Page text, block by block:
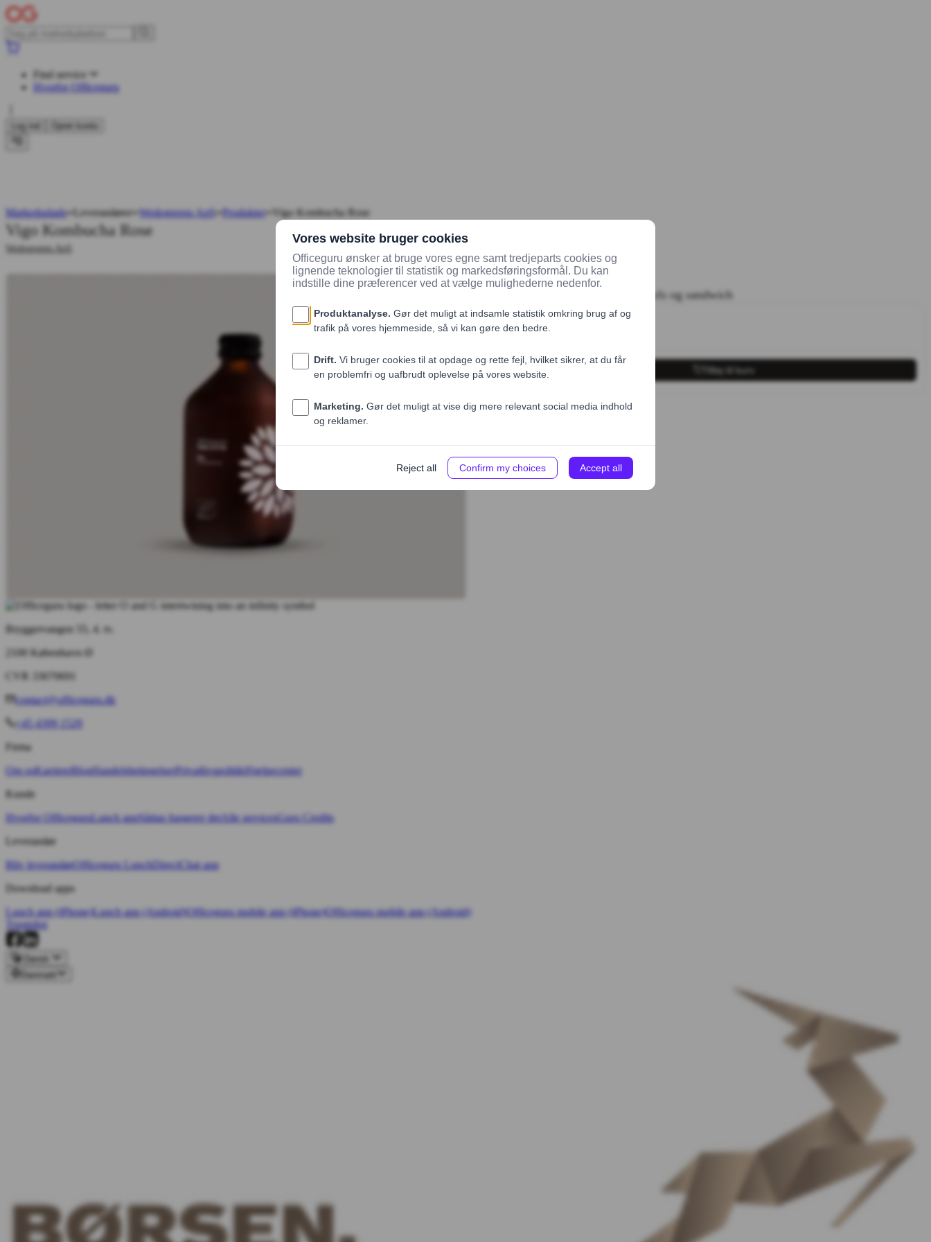
Find service
Hvorfor Officeguru
Log ind Opret konto
Markedsplads Leverandører Wedogreens ApS Produkter Vigo Kombucha Rose
Vigo Kombucha Rose
Wedogreens ApS
Sælges kun som tilkøb til salater, bowls og sandwich
Pris (ekskl. moms)
31,20 DKK
1 Tilføj til kurv
Bryggervangen 55, 4. tv.
2100 København Ø
CVR 33070691
contact@officeguru.dk
+45 4399 1529
Firma
Om osKarriereBlogHandelsbetingelserPrivatlivspolitikHjælpecenter
Kunde
Hvorfor OfficeguruLunch appSådan fungerer detAlle servicesGuru Credits
Leverandør
Bliv leverandørOfficeguru LunchDirectChat app
Download apps
Lunch app (iPhone)Lunch app (Android)Officeguru mobile app (iPhone)Officeguru mobile app (Android)
Trustpilot
Dansk
Danmark